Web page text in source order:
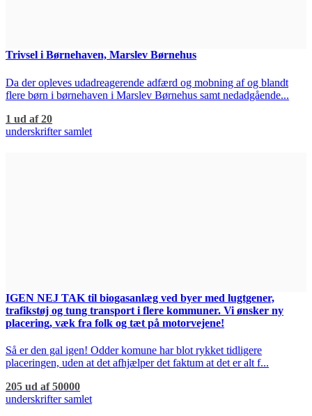
Trivsel i Børnehaven, Marslev Børnehus
Da der opleves udadreagerende adfærd og mobning af og blandt
flere børn i børnehaven i Marslev Børnehus samt nedadgående...
1 ud af 20
underskrifter samlet
IGEN NEJ TAK til biogasanlæg ved byer med lugtgener,
trafikstøj og tung transport i flere kommuner. Vi ønsker ny
placering, væk fra folk og tæt på motorvejene!
Så er den gal igen! Odder komune har blot rykket tidligere
placeringen, uden at det afhjælper det faktum at det er alt f...
205 ud af 50000
underskrifter samlet